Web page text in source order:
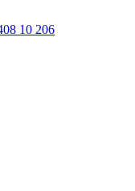
10 206